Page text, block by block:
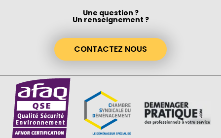
Une question ?
Un renseignement ?
CONTACTEZ NOUS